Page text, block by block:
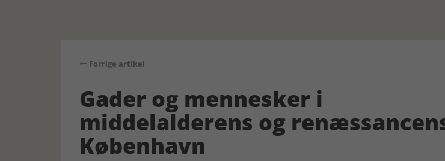
Forrige artikel
Gader og mennesker i
middelalderens og
København